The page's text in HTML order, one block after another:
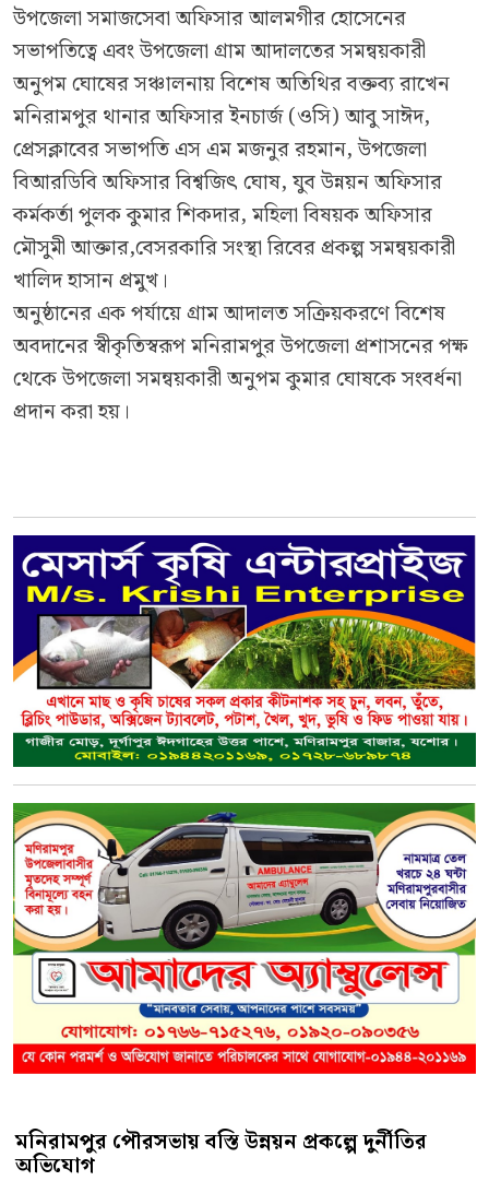
উপজেলা সমাজসেবা অফিসার আলমগীর হোসেনের
সভাপতিত্বে এবং উপজেলা গ্রাম আদালতের সমন্বয়কারী
অনুপম ঘোষের সঞ্চালনায় বিশেষ অতিথির বক্তব্য রাখেন
মনিরামপুর থানার অফিসার ইনচার্জ (ওসি) আবু সাঈদ,
প্রেসক্লাবের সভাপতি এস এম মজনুর রহমান, উপজেলা
বিআরডিবি অফিসার বিশ্বজিৎ ঘোষ, যুব উন্নয়ন অফিসার
কর্মকর্তা পুলক কুমার শিকদার, মহিলা বিষয়ক অফিসার
মৌসুমী আক্তার,বেসরকারি সংস্থা রিবের প্রকল্প সমন্বয়কারী
খালিদ হাসান প্রমুখ।
অনুষ্ঠানের এক পর্যায়ে গ্রাম আদালত সক্রিয়করণে বিশেষ
অবদানের স্বীকৃতিস্বরূপ মনিরামপুর উপজেলা প্রশাসনের পক্ষ
থেকে উপজেলা সমন্বয়কারী অনুপম কুমার ঘোষকে সংবর্ধনা
প্রদান করা হয়।
মনিরামপুর পৌরসভায় বস্তি উন্নয়ন প্রকল্পে দুর্নীতির
অভিযোগ